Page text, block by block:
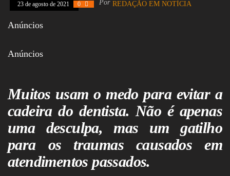
Assembleia
Cervejas, Comida,
Receitas, Chef, RH,
Emprego,
Empreendedorismo,
Negócios,
23 de agosto de 2021 0 Por REDAÇÃO EM NOTÍCIA
Anúncios
Anúncios
Muitos usam o medo para evitar a
cadeira do dentista. Não é apenas
uma desculpa, mas um gatilho
para os traumas causados em
atendimentos passados.